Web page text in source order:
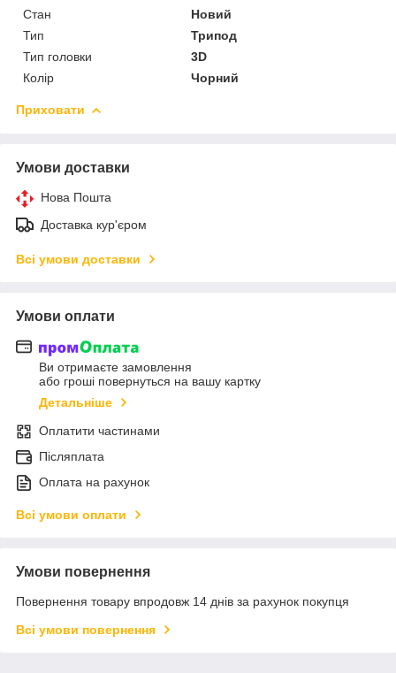
Стан
Новий
Тип
Трипод
Тип головки
3D
Колір
Чорний
Приховати
Умови доставки
Нова Пошта
Доставка кур'єром
Всі умови доставки
Умови оплати
Ви отримаєте замовлення
або гроші повернуться на вашу картку
Детальніше
Оплатити частинами
Післяплата
Оплата на рахунок
Всі умови оплати
Умови повернення
Повернення товару впродовж 14 днів за рахунок покупця
Всі умови повернення